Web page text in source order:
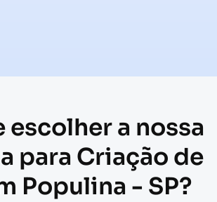
escolher a nossa
para Criação de
Populina - SP?